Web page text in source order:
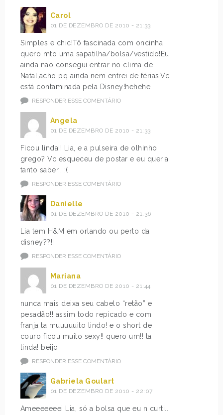
Carol
01 DE DEZEMBRO DE 2010 - 21:33
Simples e chic!Tô fascinada com oncinha
quero mto uma sapatilha/bolsa/vestido!Eu
ainda nao consegui entrar no clima de
Natal,acho pq ainda nem entrei de férias.Vc
está contaminada pela Disney!hehehe
RESPONDER ESSE COMENTÁRIO
Angela
01 DE DEZEMBRO DE 2010 - 21:33
Ficou linda!! Lia, e a pulseira de olhinho
grego? Vc esqueceu de postar e eu queria
tanto saber.. :(
RESPONDER ESSE COMENTÁRIO
Danielle
01 DE DEZEMBRO DE 2010 - 21:36
Lia tem H&M em orlando ou perto da
disney??!!
RESPONDER ESSE COMENTÁRIO
Mariana
01 DE DEZEMBRO DE 2010 - 21:44
nunca mais deixa seu cabelo “retão” e
pesadão!! assim todo repicado e com
franja ta muuuuuito lindo! e o short de
couro ficou muito sexy!! quero um!! ta
linda! beijo
RESPONDER ESSE COMENTÁRIO
Gabriela Goulart
01 DE DEZEMBRO DE 2010 - 22:07
Ameeeeeeei Lia, só a bolsa que eu n curti..